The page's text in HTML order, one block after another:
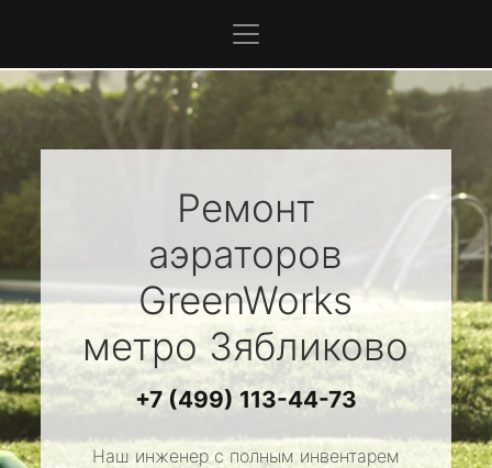
Ремонт
аэраторов
GreenWorks
метро Зябликово
+7 (499) 113-44-73
Наш инженер с полным инвентарем